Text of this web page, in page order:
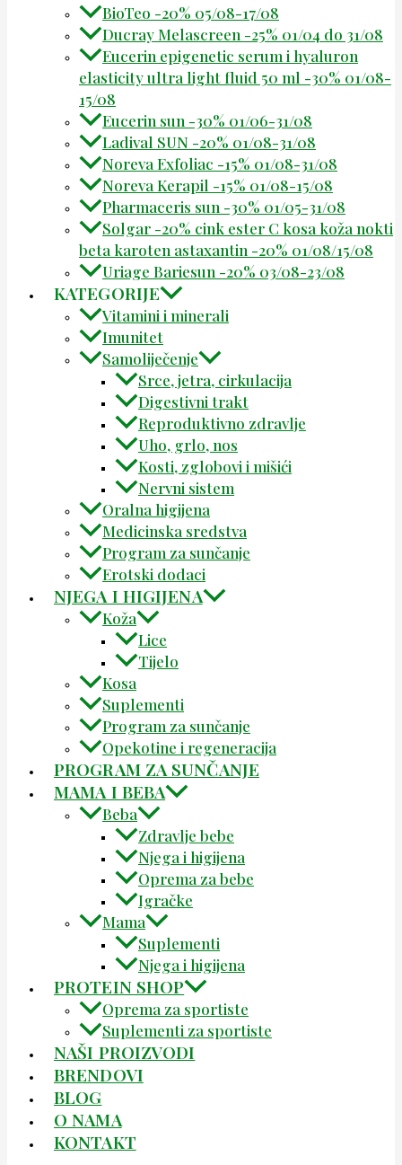
BioTeo -20% 05/08-17/08
Ducray Melascreen -25% 01/04 do 31/08
Eucerin epigenetic serum i hyaluron
elasticity ultra light fluid 50 ml -30% 01/08-
15/08
Eucerin sun -30% 01/06-31/08
Ladival SUN -20% 01/08-31/08
Noreva Exfoliac -15% 01/08-31/08
Noreva Kerapil -15% 01/08-15/08
Pharmaceris sun -30% 01/05-31/08
Solgar -20% cink ester C kosa koža nokti
beta karoten astaxantin -20% 01/08/15/08
Uriage Bariesun -20% 03/08-23/08
KATEGORIJE
Vitamini i minerali
Imunitet
Samoliječenje
Srce, jetra, cirkulacija
Digestivni trakt
Reproduktivno zdravlje
Uho, grlo, nos
Kosti, zglobovi i mišići
Nervni sistem
Oralna higijena
Medicinska sredstva
Program za sunčanje
Erotski dodaci
NJEGA I HIGIJENA
Koža
Lice
Tijelo
Kosa
Suplementi
Program za sunčanje
Opekotine i regeneracija
PROGRAM ZA SUNČANJE
MAMA I BEBA
Beba
Zdravlje bebe
Njega i higijena
Oprema za bebe
Igračke
Mama
Suplementi
Njega i higijena
PROTEIN SHOP
Oprema za sportiste
Suplementi za sportiste
NAŠI PROIZVODI
BRENDOVI
BLOG
O NAMA
KONTAKT